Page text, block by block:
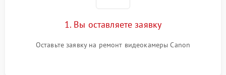
Не работает стабилизация
2300 ₽ Подробнее →
1. Вы оставляете заявку
Оставьте заявку на ремонт видеокамеры Canon